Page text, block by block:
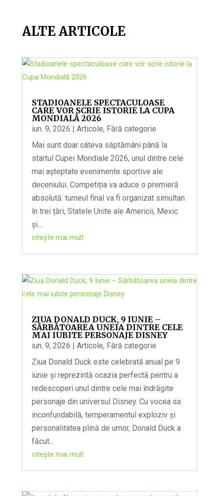
ALTE ARTICOLE
STADIOANELE SPECTACULOASE
CARE VOR SCRIE ISTORIE LA CUPA
MONDIALĂ 2026
iun. 9, 2026 | Articole, Fără categorie
Mai sunt doar câteva săptămâni până la
startul Cupei Mondiale 2026, unul dintre cele
mai așteptate evenimente sportive ale
deceniului. Competiția va aduce o premieră
absolută: turneul final va fi organizat simultan
în trei țări, Statele Unite ale Americii, Mexic
și...
citește mai mult
ZIUA DONALD DUCK, 9 IUNIE –
SĂRBĂTOAREA UNEIA DINTRE CELE
MAI IUBITE PERSONAJE DISNEY
iun. 9, 2026 Articole, Fără categorie
Ziua Donald Duck este celebrată anual pe 9
iunie și reprezintă ocazia perfectă pentru a
redescoperi unul dintre cele mai îndrăgite
personaje din universul Disney. Cu vocea sa
inconfundabilă, temperamentul exploziv și
personalitatea plină de umor, Donald Duck a
făcut...
citește mai mult